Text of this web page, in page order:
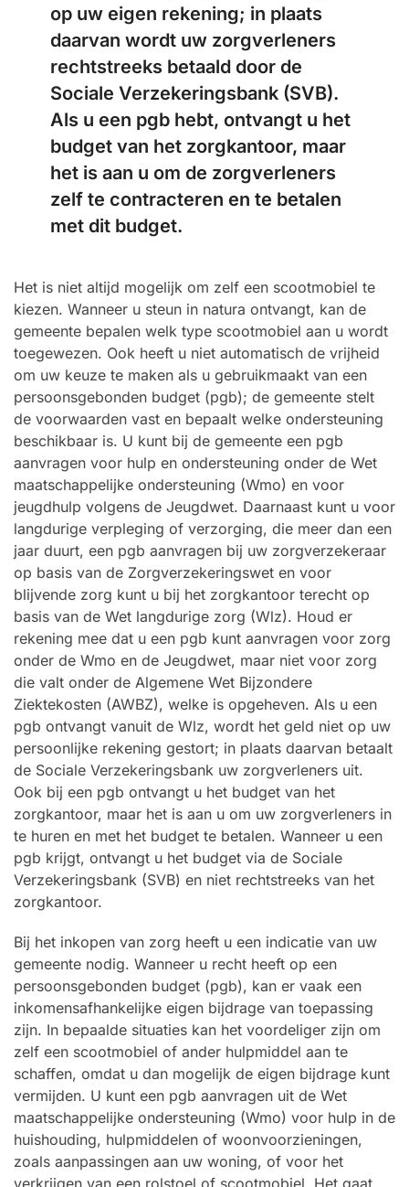
op uw eigen rekening; in plaats
daarvan wordt uw zorgverleners
rechtstreeks betaald door de
Sociale Verzekeringsbank (SVB).
Als u een pgb hebt, ontvangt u het
budget van het zorgkantoor, maar
het is aan u om de zorgverleners
zelf te contracteren en te betalen
met dit budget.
Het is niet altijd mogelijk om zelf een scootmobiel te
kiezen. Wanneer u steun in natura ontvangt, kan de
gemeente bepalen welk type scootmobiel aan u wordt
toegewezen. Ook heeft u niet automatisch de vrijheid
om uw keuze te maken als u gebruikmaakt van een
persoonsgebonden budget (pgb); de gemeente stelt
de voorwaarden vast en bepaalt welke ondersteuning
beschikbaar is. U kunt bij de gemeente een pgb
aanvragen voor hulp en ondersteuning onder de Wet
maatschappelijke ondersteuning (Wmo) en voor
jeugdhulp volgens de Jeugdwet. Daarnaast kunt u voor
langdurige verpleging of verzorging, die meer dan een
jaar duurt, een pgb aanvragen bij uw zorgverzekeraar
op basis van de Zorgverzekeringswet en voor
blijvende zorg kunt u bij het zorgkantoor terecht op
basis van de Wet langdurige zorg (Wlz). Houd er
rekening mee dat u een pgb kunt aanvragen voor zorg
onder de Wmo en de Jeugdwet, maar niet voor zorg
die valt onder de Algemene Wet Bijzondere
Ziektekosten (AWBZ), welke is opgeheven. Als u een
pgb ontvangt vanuit de Wlz, wordt het geld niet op uw
persoonlijke rekening gestort; in plaats daarvan betaalt
de Sociale Verzekeringsbank uw zorgverleners uit.
Ook bij een pgb ontvangt u het budget van het
zorgkantoor, maar het is aan u om uw zorgverleners in
te huren en met het budget te betalen. Wanneer u een
pgb krijgt, ontvangt u het budget via de Sociale
Verzekeringsbank (SVB) en niet rechtstreeks van het
zorgkantoor.
Bij het inkopen van zorg heeft u een indicatie van uw
gemeente nodig. Wanneer u recht heeft op een
persoonsgebonden budget (pgb), kan er vaak een
inkomensafhankelijke eigen bijdrage van toepassing
zijn. In bepaalde situaties kan het voordeliger zijn om
zelf een scootmobiel of ander hulpmiddel aan te
schaffen, omdat u dan mogelijk de eigen bijdrage kunt
vermijden. U kunt een pgb aanvragen uit de Wet
maatschappelijke ondersteuning (Wmo) voor hulp in de
huishouding, hulpmiddelen of woonvoorzieningen,
zoals aanpassingen aan uw woning, of voor het
verkrijgen van een rolstoel of scootmobiel. Het gaat